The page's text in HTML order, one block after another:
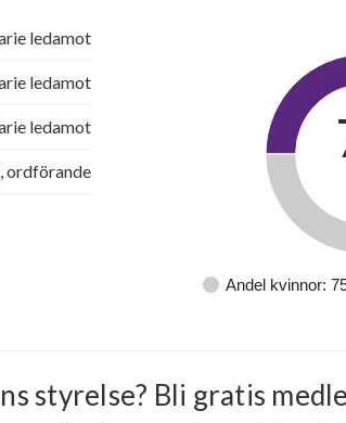
ledamot
ledamot
ledamot
ordförande
Andel kvinnor:
styrelse? Bli gratis